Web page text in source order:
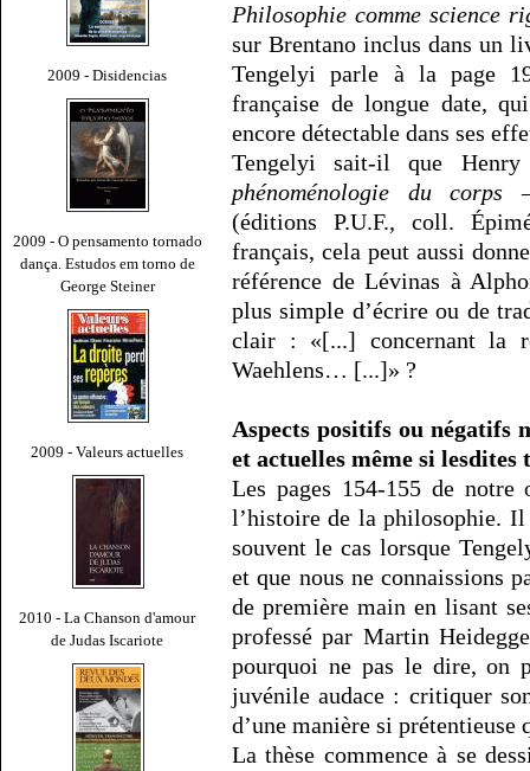
2009 - Disidencias
2009 - O pensamento tornado
dança. Estudos em torno de
George Steiner
2009 - Valeurs actuelles
2010 - La Chanson d'amour
de Judas Iscariote
Philosophie comme science
sur Brentano inclus dans un
Tengelyi parle à la page
française de longue date,
encore détectable dans ses
Tengelyi sait-il que
phénoménologie du
(éditions P.U.F., coll.
français, cela peut aussi
référence de Lévinas à
plus simple d’écrire ou de
clair : «[...] concernant la
Waehlens… [...]» ?
Aspects positifs ou négatifs
et actuelles même si lesdites
Les pages 154-155 de
l’histoire de la philosophie.
souvent le cas lorsque
et que nous ne connaissions
de première main en lisant
professé par Martin
pourquoi ne pas le dire, on
juvénile audace : critiquer
d’une manière si prétentieuse
La thèse commence à se